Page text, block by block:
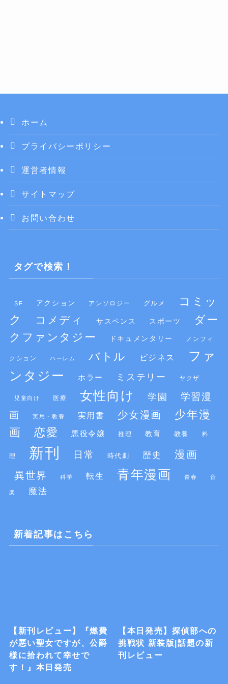
ホーム
プライバシーポリシー
運営者情報
サイトマップ
お問い合わせ
タグで検索！
SF アクション アンソロジー グルメ
コミッ
ク
コメディ サスペンス スポーツ
ダー
クファンタジー
ドキュメンタリー ノンフィ
クション ハーレム バトル ビジネス
ファ
ンタジー
ホラー ミステリー ヤクザ
児童向け 医療 女性向け 学園
学習漫
画
実用・教養 実用書 少女漫画
少年漫
画
恋愛 悪役令嬢 推理 教育 教養 料
理 新刊 日常 時代劇 歴史 漫画
異世界 科学 転生 青年漫画 青春 音
楽 魔法
新着記事はこちら
【新刊レビュー】『燃費
が悪い聖女ですが、公爵
様に拾われて幸せで
す！』本日発売
【本日発売】探偵部への
挑戦状 新装版|話題の新
刊レビュー